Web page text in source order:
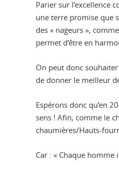
Parier sur l’excellence
une terre promise que
des « nageurs »,
permet d’être en
On peut donc
de donner le meilleur
Espérons donc qu’en
sens ! Afin, comme le
chaumières/Hauts-
Car : « Chaque homme